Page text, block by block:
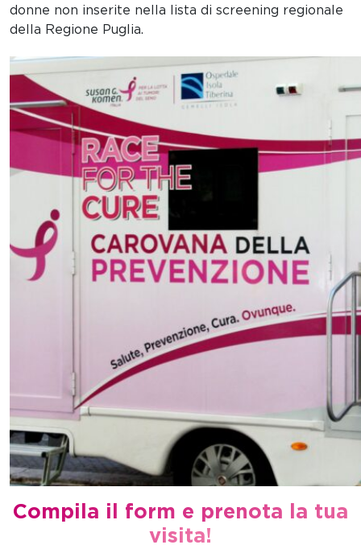
donne non inserite nella lista di screening regionale
della Regione Puglia.
Compila il form e prenota la tua
visita!